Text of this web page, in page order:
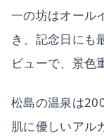
一の坊はオール
き、記念日にも
ビューで、景色
松島の温泉は
肌に優しいアル